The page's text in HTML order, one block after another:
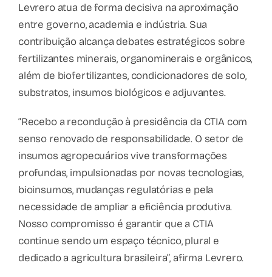
Levrero atua de forma decisiva na aproximação
entre governo, academia e indústria. Sua
contribuição alcança debates estratégicos sobre
fertilizantes minerais, organominerais e orgânicos,
além de biofertilizantes, condicionadores de solo,
substratos, insumos biológicos e adjuvantes.
“Recebo a recondução à presidência da CTIA com
senso renovado de responsabilidade. O setor de
insumos agropecuários vive transformações
profundas, impulsionadas por novas tecnologias,
bioinsumos, mudanças regulatórias e pela
necessidade de ampliar a eficiência produtiva.
Nosso compromisso é garantir que a CTIA
continue sendo um espaço técnico, plural e
dedicado a agricultura brasileira”, afirma Levrero.